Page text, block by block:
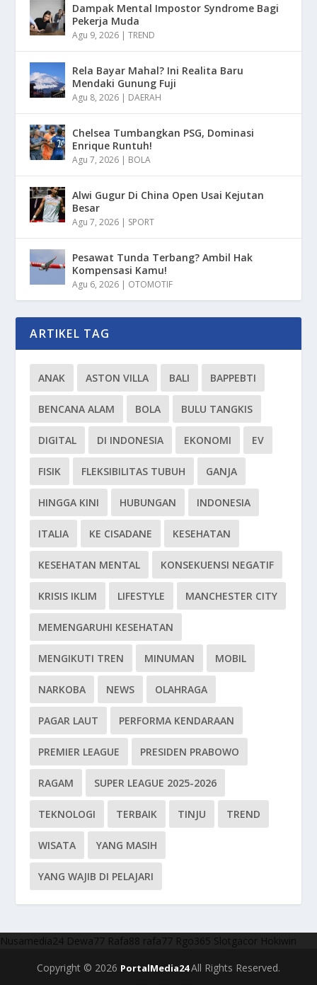
Dampak Mental Impostor Syndrome Bagi
Pekerja Muda
Agu 9, 2026 |TREND
Rela Bayar Mahal? Ini Realita Baru
Mendaki Gunung Fuji
Agu 8, 2026 | DAERAH
Chelsea Tumbangkan PSG, Dominasi
Enrique Runtuh!
Agu 7, 2026 | BOLA
Alwi Gugur Di China Open Usai Kejutan
Besar
Agu 7, 2026 | SPORT
Pesawat Tunda Terbang? Ambil Hak
Kompensasi Kamu!
Agu 6, 2026 | OTOMOTIF
ARTIKEL TAG
ANAK ASTON VILLA BALI BAPPEBTI
BENCANA ALAM BOLA BULU TANGKIS
DIGITAL DI INDONESIA EKONOMI EV
FISIK FLEKSIBILITAS TUBUH GANJA
HINGGA KINI HUBUNGAN INDONESIA
ITALIA KE CISADANE KESEHATAN
KESEHATAN MENTAL KONSEKUENSI NEGATIF
KRISIS IKLIM LIFESTYLE MANCHESTER CITY
MEMENGARUHI KESEHATAN
MENGIKUTI TREN MINUMAN MOBIL
NARKOBA NEWS OLAHRAGA
PAGAR LAUT PERFORMA KENDARAAN
PREMIER LEAGUE PRESIDEN PRABOWO
RAGAM SUPER LEAGUE 2025-2026
TEKNOLOGI TERBAIK TINJU TREND
WISATA YANG MASIH
YANG WAJIB DI PELAJARI
Nusamedia24 Dewa77 Rafa88 rafa77 Rgo365 Slotgacor Hokiwin
Copyright © 2026 PortalMedia24All Rights Reserved.